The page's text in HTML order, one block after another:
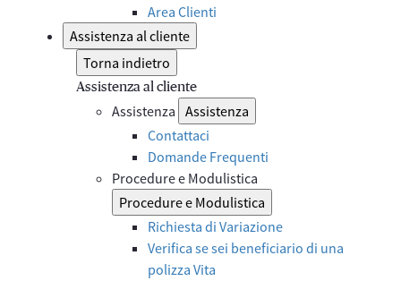
Area Clienti
Assistenza al cliente
Torna indietro
Assistenza al cliente
Assistenza Assistenza
Contattaci
Domande Frequenti
Procedure e Modulistica
Procedure e Modulistica
Richiesta di Variazione
Verifica se sei beneficiario di una
polizza Vita